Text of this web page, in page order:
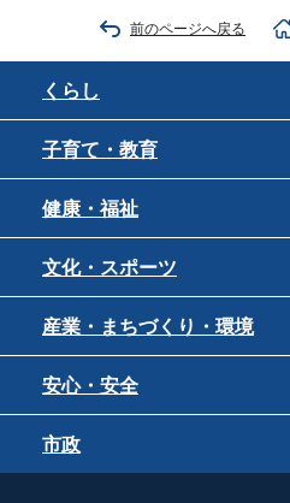
前のページへ戻る
くらし
子育て・教育
健康・福祉
文化・スポーツ
産業・まちづくり・環境
安心・安全
市政